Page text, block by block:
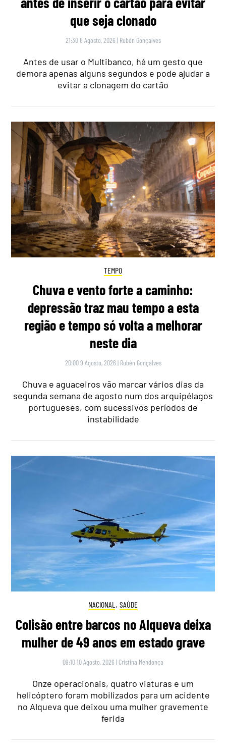
que seja clonado
21:30 8 Agosto, 2026 | Rubén Gonçalves
Antes de usar o Multibanco, há um gesto que
demora apenas alguns segundos e pode ajudar a
evitar a clonagem do cartão
TEMPO
Chuva e vento forte a caminho:
depressão traz mau tempo a esta
região e tempo só volta a melhorar
neste dia
20:00 9 Agosto, 2026 | Rubén Gonçalves
Chuva e aguaceiros vão marcar vários dias da
segunda semana de agosto num dos arquipélagos
portugueses, com sucessivos períodos de
instabilidade
NACIONAL , SAÚDE
Colisão entre barcos no Alqueva deixa
mulher de 49 anos em estado grave
09:10 10 Agosto, 2026 | Cristina Mendonça
Onze operacionais, quatro viaturas e um
helicóptero foram mobilizados para um acidente
no Alqueva que deixou uma mulher gravemente
ferida